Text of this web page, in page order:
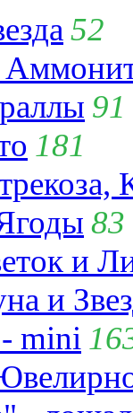
52
91
181
83
и
и
mini